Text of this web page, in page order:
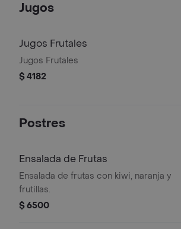
Jugos
Jugos Frutales
Jugos Frutales
$ 4182
Postres
Ensalada de Frutas
Ensalada de frutas con kiwi, naranja y
frutillas.
$ 6500